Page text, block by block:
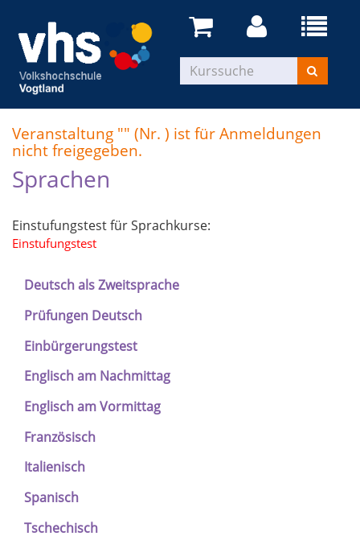
Veranstaltung "" (Nr. ) ist für Anmeldungen
nicht freigegeben.
Sprachen
Einstufungstest für Sprachkurse:
Einstufungstest
Deutsch als Zweitsprache
Prüfungen Deutsch
Einbürgerungstest
Englisch am Nachmittag
Englisch am Vormittag
Französisch
Italienisch
Spanisch
Tschechisch